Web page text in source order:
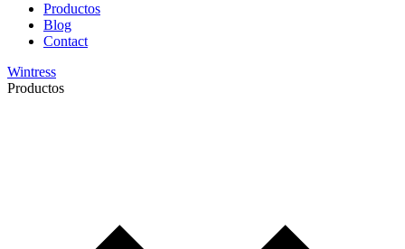
Productos
Blog
Contact
Wintress
Productos